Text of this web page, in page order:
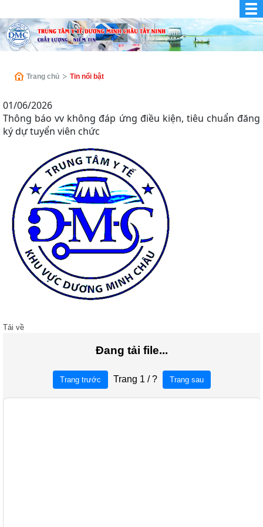
Trang chủ Tin nổi bật
01/06/2026
Thông báo vv không đáp ứng điều kiện, tiêu chuẩn đăng
ký dự tuyển viên chức
Tải về